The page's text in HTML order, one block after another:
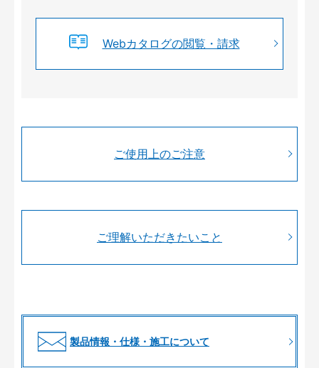
Webカタログの閲覧・請求
ご使用上のご注意
ご理解いただきたいこと
製品情報・仕様・施工について